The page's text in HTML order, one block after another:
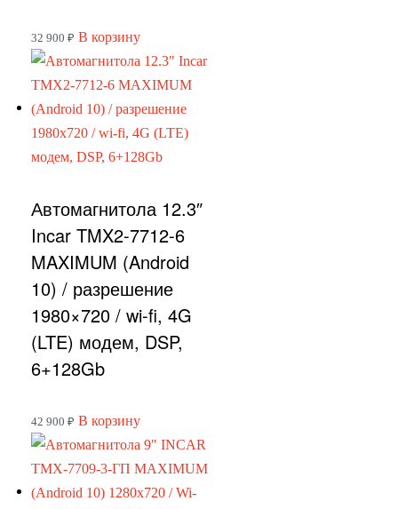
32 900 ₽ В корзину
Автомагнитола 12.3″
Incar TMX2-7712-6
MAXIMUM (Android
10) / разрешение
1980×720 / wi-fi, 4G
(LTE) модем, DSP,
6+128Gb
42 900 ₽ В корзину